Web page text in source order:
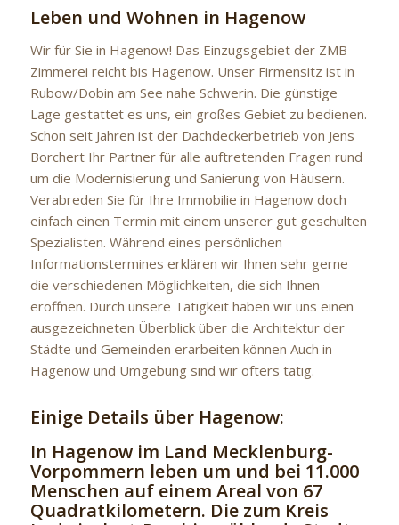
Leben und Wohnen in Hagenow
Wir für Sie in Hagenow! Das Einzugsgebiet der ZMB
Zimmerei reicht bis Hagenow. Unser Firmensitz ist in
Rubow/Dobin am See nahe Schwerin. Die günstige
Lage gestattet es uns, ein großes Gebiet zu bedienen.
Schon seit Jahren ist der Dachdeckerbetrieb von Jens
Borchert Ihr Partner für alle auftretenden Fragen rund
um die Modernisierung und Sanierung von Häusern.
Verabreden Sie für Ihre Immobilie in Hagenow doch
einfach einen Termin mit einem unserer gut geschulten
Spezialisten. Während eines persönlichen
Informationstermines erklären wir Ihnen sehr gerne
die verschiedenen Möglichkeiten, die sich Ihnen
eröffnen. Durch unsere Tätigkeit haben wir uns einen
ausgezeichneten Überblick über die Architektur der
Städte und Gemeinden erarbeiten können Auch in
Hagenow und Umgebung sind wir öfters tätig.
Einige Details über Hagenow:
In Hagenow im Land Mecklenburg-
Vorpommern leben um und bei 11.000
Menschen auf einem Areal von 67
Quadratkilometern. Die zum Kreis